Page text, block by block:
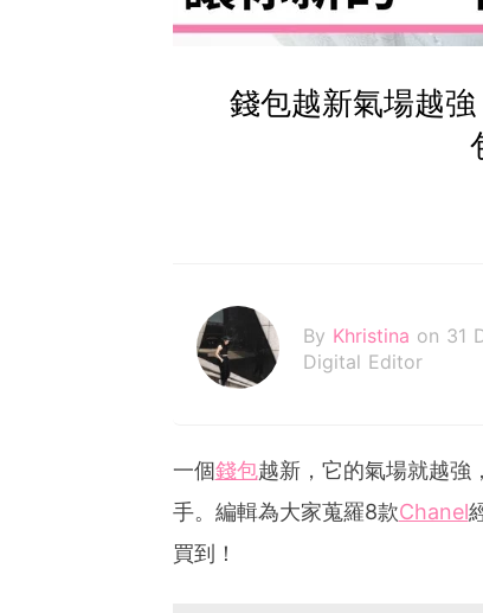
錢包越新氣場越
By Khristina on 31
Digital Editor
一個錢包越新，它的氣場就越強
手。編輯為大家蒐羅8款Chanel
買到！